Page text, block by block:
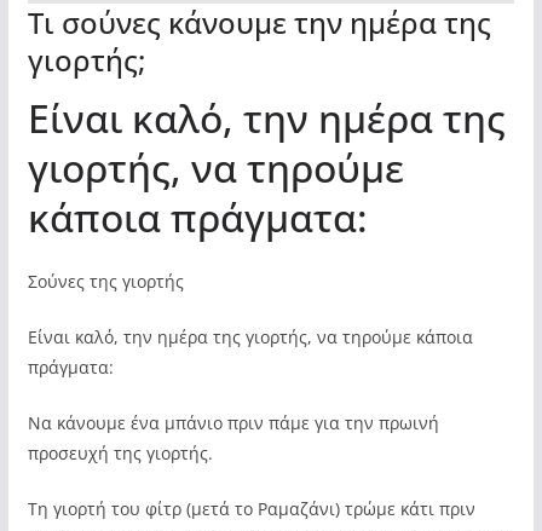
Τι σούνες κάνουμε την ημέρα της
γιορτής;
Είναι καλό, την ημέρα της
γιορτής, να τηρούμε
κάποια πράγματα:
Σούνες της γιορτής
Είναι καλό, την ημέρα της γιορτής, να τηρούμε κάποια
πράγματα:
Να κάνουμε ένα μπάνιο πριν πάμε για την πρωινή
προσευχή της γιορτής.
Τη γιορτή του φίτρ (μετά το Ραμαζάνι) τρώμε κάτι πριν